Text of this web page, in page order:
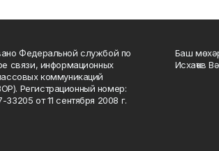
Федеральной службой по
связи, информационных
коммуникаций
Регистрационный номер:
от 11 сентября 2008 г.
Баш
Исхаҡов